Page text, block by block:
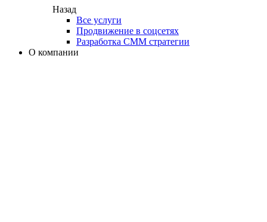
Назад
Все услуги
Продвижение в соцсетях
Разработка СММ стратегии
О компании